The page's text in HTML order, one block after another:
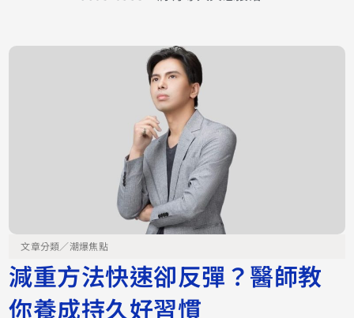
文章分類／潮爆焦點
減重方法快速卻反彈？醫師教
你養成持久好習慣